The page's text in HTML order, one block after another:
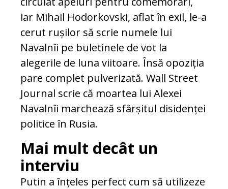
iar Mihail Hodorkovski, aflat în exil, le-a
cerut rușilor să scrie numele lui
Navalnîi pe buletinele de vot la
alegerile de luna viitoare. Însă opoziția
pare complet pulverizată. Wall Street
Journal scrie că moartea lui Alexei
Navalnîi marchează sfârșitul disidenței
politice în Rusia.
Mai mult decât un
interviu
Putin a înțeles perfect cum să utilizeze